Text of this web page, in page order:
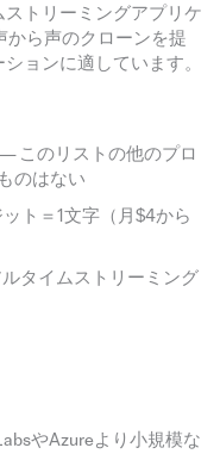
トリーミングアプリケ
から声のクローンを提
ョンに適しています。
このリストの他のプロ
のはない
ト＝1文字（月$4から
タイムストリーミング
やAzureより小規模な